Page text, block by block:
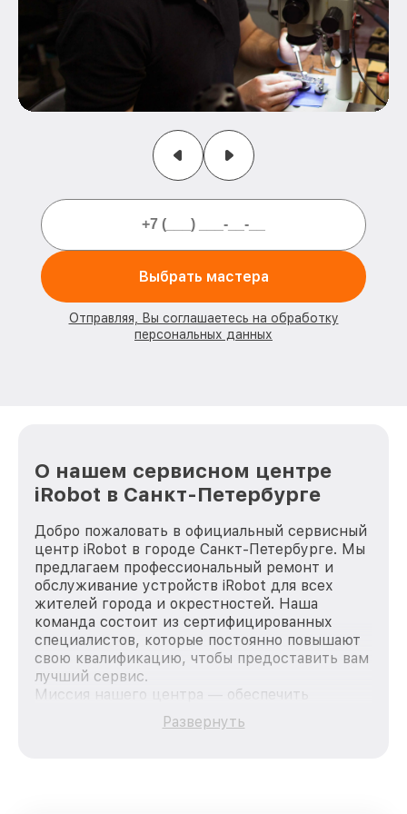
Выбрать мастера
Отправляя, Вы соглашаетесь на обработку
персональных данных
О нашем сервисном центре
iRobot в Санкт-Петербурге
Добро пожаловать в официальный сервисный
центр iRobot в городе Санкт-Петербурге. Мы
предлагаем профессиональный ремонт и
обслуживание устройств iRobot для всех
жителей города и окрестностей. Наша
команда состоит из сертифицированных
специалистов, которые постоянно повышают
свою квалификацию, чтобы предоставить вам
лучший сервис.
Миссия нашего центра — обеспечить
качественный и доступный ремонт для
каждого пользователя продукции iRobot, вне
Развернуть